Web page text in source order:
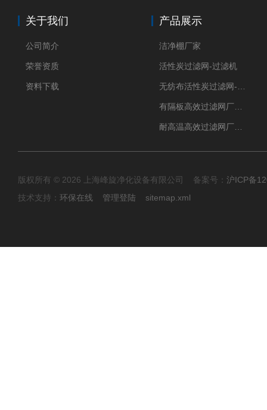
关于我们
公司简介
荣誉资质
资料下载
产品展示
洁净棚厂家
活性炭过滤网-过滤机
版权所有 © 2026 上海峰旋净化设备有限公司 备案号： 沪ICP备
技术支持： 环保在线 管理登陆 sitemap.xml